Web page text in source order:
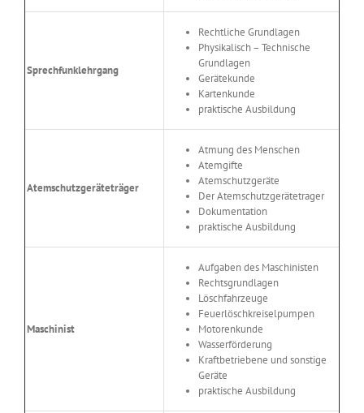
Sprechfunklehrgang
Rechtliche Grundlagen
Physikalisch – Technische
Grundlagen
Gerätekunde
Kartenkunde
praktische Ausbildung
Atemschutzgeräteträger
Atmung des Menschen
Atemgifte
Atemschutzgeräte
Der Atemschutzgerätetrager
Dokumentation
praktische Ausbildung
Maschinist
Aufgaben des Maschinisten
Rechtsgrundlagen
Löschfahrzeuge
Feuerlöschkreiselpumpen
Motorenkunde
Wasserförderung
Kraftbetriebene und sonstige
Geräte
praktische Ausbildung